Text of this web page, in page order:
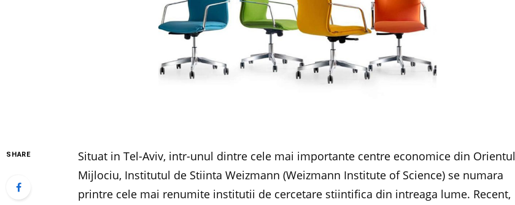
SHARE
Situat in Tel-Aviv, intr-unul dintre cele mai importante centre economice din Orientul
Mijlociu, Institutul de Stiinta Weizmann (Weizmann Institute of Science) se numara
printre cele mai renumite institutii de cercetare stiintifica din intreaga lume. Recent,